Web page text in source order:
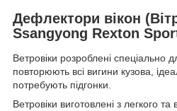
Дефлектори вікон
Ssangyong Rexton
Ветровіки розроблені спеціально
повторюють всі вигини кузова,
потребують підгонки.
Ветровіки виготовлені з легкого та